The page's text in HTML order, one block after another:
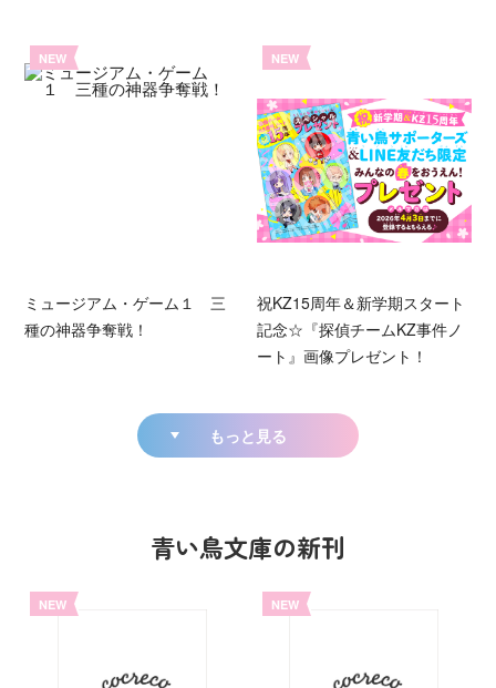
NEW
ミュージアム・ゲーム１ 三
種の神器争奪戦！
NEW
祝KZ15周年＆新学期スタート
記念☆『探偵チームKZ事件ノ
ート』画像プレゼント！
もっと見る
青い鳥文庫の新刊
NEW NEW